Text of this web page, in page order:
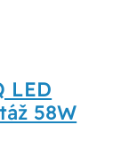
LED
58W